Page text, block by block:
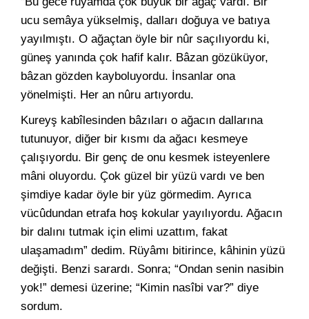
ucu semâya yükselmiş, dalları doğuya ve batıya
yayılmıştı. O ağaçtan öyle bir nûr saçılıyordu ki,
güneş yanında çok hafif kalır. Bâzan gözüküyor,
bâzan gözden kayboluyordu. İnsanlar ona
yönelmişti. Her an nûru artıyordu.
Kureyş kabîlesinden bâzıları o ağacın dallarına
tutunuyor, diğer bir kısmı da ağacı kesmeye
çalışıyordu. Bir genç de onu kesmek isteyenlere
mâni oluyordu. Çok güzel bir yüzü vardı ve ben
şimdiye kadar öyle bir yüz görmedim. Ayrıca
vücûdundan etrafa hoş kokular yayılıyordu. Ağacın
bir dalını tutmak için elimi uzattım, fakat
ulaşamadım” dedim. Rüyâmı bitirince, kâhinin yüzü
değişti. Benzi sarardı. Sonra; “Ondan senin nasibin
yok!” demesi üzerine; “Kimin nasîbi var?” diye
sordum.